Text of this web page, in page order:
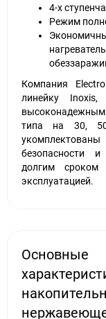
4-х
Режим
Компания
линейку Inoxis,
типа на 30,
безопасности
долгим сроком
эксплуатацией.
Основные